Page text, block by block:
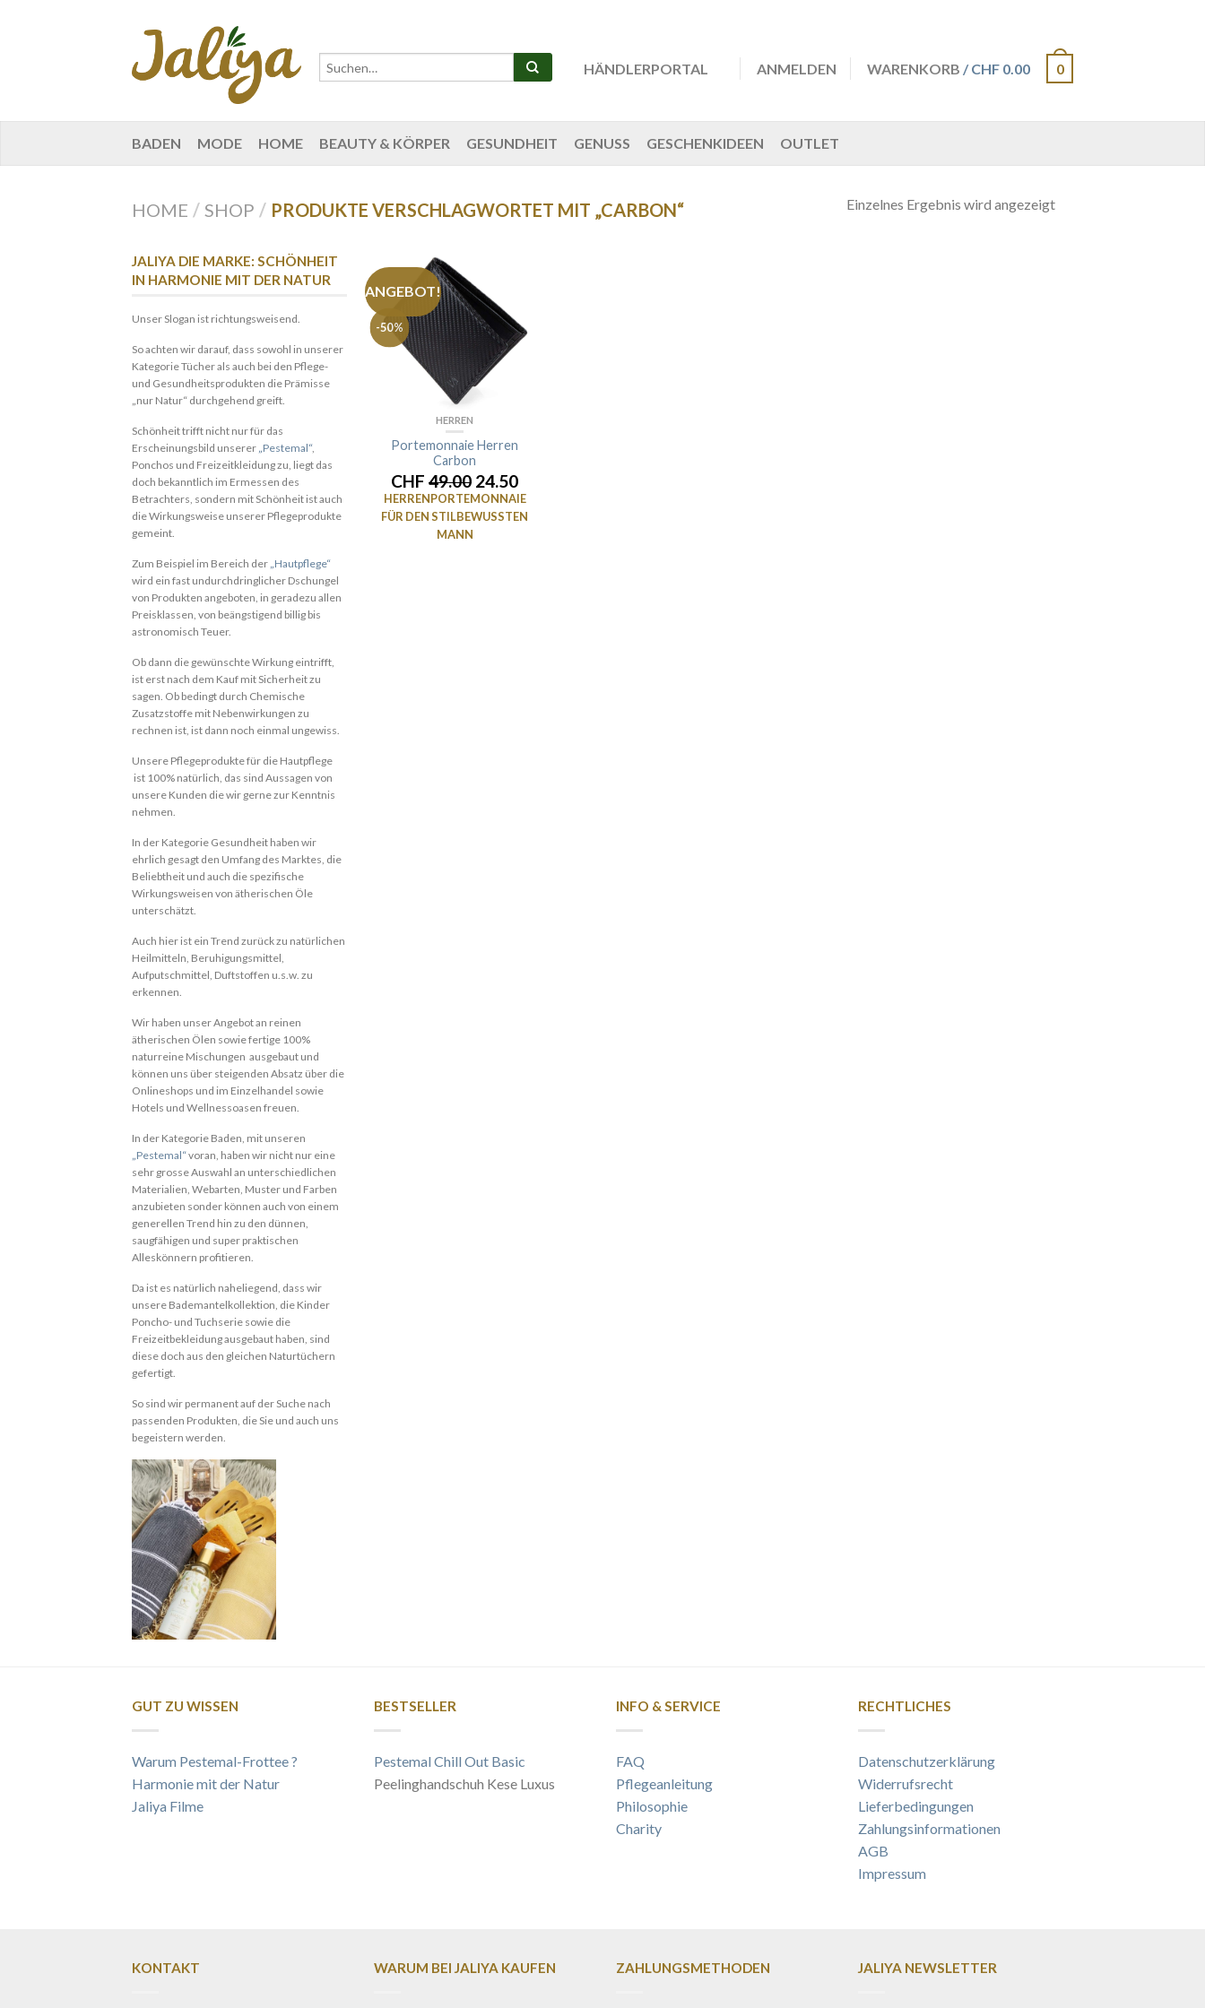
HÄNDLERPORTAL ANMELDEN WARENKORB / CHF 0.00 0
BADEN MODE HOME BEAUTY & KÖRPER GESUNDHEIT GENUSS GESCHENKIDEEN OUTLET
HOME / SHOP / PRODUKTE VERSCHLAGWORTET MIT „CARBON“ Einzelnes Ergebnis wird angezeigt
-50%
ANGEBOT!
HERREN
Portemonnaie Herren
Carbon
CHF 49.00 24.50
HERRENPORTEMONNAIE
FÜR DEN STILBEWUSSTEN
MANN
JALIYA DIE MARKE: SCHÖNHEIT
IN HARMONIE MIT DER NATUR
Unser Slogan ist richtungsweisend.
So achten wir darauf, dass sowohl in unserer
Kategorie Tücher als auch bei den Pflege-
und Gesundheitsprodukten die Prämisse
„nur Natur“ durchgehend greift.
Schönheit trifft nicht nur für das
Erscheinungsbild unserer „Pestemal“,
Ponchos und Freizeitkleidung zu, liegt das
doch bekanntlich im Ermessen des
Betrachters, sondern mit Schönheit ist auch
die Wirkungsweise unserer Pflegeprodukte
gemeint.
Zum Beispiel im Bereich der „Hautpflege“
wird ein fast undurchdringlicher Dschungel
von Produkten angeboten, in geradezu allen
Preisklassen, von beängstigend billig bis
astronomisch Teuer.
Ob dann die gewünschte Wirkung eintrifft,
ist erst nach dem Kauf mit Sicherheit zu
sagen. Ob bedingt durch Chemische
Zusatzstoffe mit Nebenwirkungen zu
rechnen ist, ist dann noch einmal ungewiss.
Unsere Pflegeprodukte für die Hautpflege
ist 100% natürlich, das sind Aussagen von
unsere Kunden die wir gerne zur Kenntnis
nehmen.
In der Kategorie Gesundheit haben wir
ehrlich gesagt den Umfang des Marktes, die
Beliebtheit und auch die spezifische
Wirkungsweisen von ätherischen Öle
unterschätzt.
Auch hier ist ein Trend zurück zu natürlichen
Heilmitteln, Beruhigungsmittel,
Aufputschmittel, Duftstoffen u.s.w. zu
erkennen.
Wir haben unser Angebot an reinen
ätherischen Ölen sowie fertige 100%
naturreine Mischungen ausgebaut und
können uns über steigenden Absatz über die
Onlineshops und im Einzelhandel sowie
Hotels und Wellnessoasen freuen.
In der Kategorie Baden, mit unseren
„Pestemal“voran, haben wir nicht nur eine
sehr grosse Auswahl an unterschiedlichen
Materialien, Webarten, Muster und Farben
anzubieten sonder können auch von einem
generellen Trend hin zu den dünnen,
saugfähigen und super praktischen
Alleskönnern profitieren.
Da ist es natürlich naheliegend, dass wir
unsere Bademantelkollektion, die Kinder
Poncho- und Tuchserie sowie die
Freizeitbekleidung ausgebaut haben, sind
diese doch aus den gleichen Naturtüchern
gefertigt.
So sind wir permanent auf der Suche nach
passenden Produkten, die Sie und auch uns
begeistern werden.
GUT ZU WISSEN
Warum Pestemal-Frottee ?
Harmonie mit der Natur
Jaliya Filme
BESTSELLER
Pestemal Chill Out Basic
Peelinghandschuh Kese Luxus
INFO & SERVICE
FAQ
Pflegeanleitung
Philosophie
Charity
RECHTLICHES
Datenschutzerklärung
Widerrufsrecht
Lieferbedingungen
Zahlungsinformationen
AGB
Impressum
KONTAKT WARUM BEI JALIYA KAUFEN ZAHLUNGSMETHODEN JALIYA NEWSLETTER